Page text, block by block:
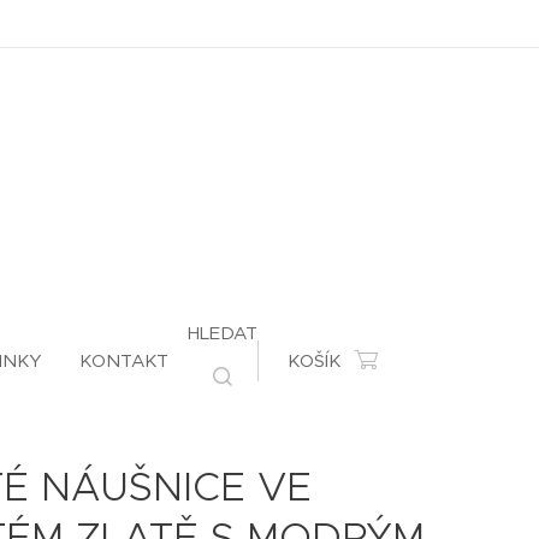
KONTAKT
HLEDAT
KOŠÍK
NÁUŠNICE VE